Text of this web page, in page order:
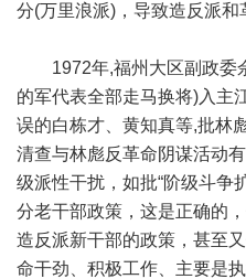
分(万里浪派)，导致造反派和
1972年,福州大区副政委
的军代表全部走马换将)入主
误的白栋才、黄知真等,批林
清查与林彪反革命阴谋活动
级派性干扰，如批“阶级斗争
分老干部政策，这是正确的
造反派新干部的政策，甚至
命干劲、积极工作、主要是